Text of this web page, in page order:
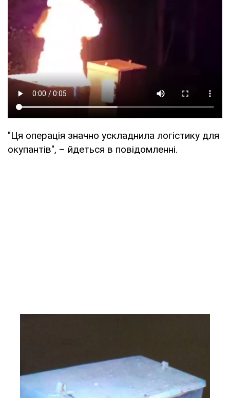
"Ця операція значно ускладнила логістику для
окупантів", – йдеться в повідомленні.